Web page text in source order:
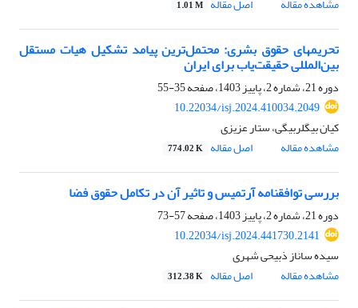
مشاهده مقاله اصل مقاله 1.01 M
تحریمهای حقوق بشری: محتمل‌ترین پیامد تشکیل هیات مستقل
بین‌المللی حقیقت‌یاب برای ایران
دوره 21، شماره 2، پاییز 1403، صفحه
35-55
10.22034/isj.2024.410034.2049
کیان بیگلربیگی، ستار عزیزی
مشاهده مقاله
اصل مقاله 774.02 K
بررسی توافقنامه آرتمیس و تاثیر آن در تکامل حقوق فضا
دوره 21، شماره 2، پاییز 1403، صفحه
57-73
10.22034/isj.2024.441730.2141
سیده ساناز ذبیحی شهری
مشاهده مقاله
اصل مقاله 312.38 K